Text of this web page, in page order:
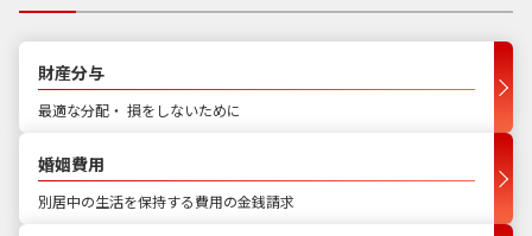
財産分与
最適な分配・ 損をしないために
婚姻費用
別居中の生活を保持する費用の金銭請求